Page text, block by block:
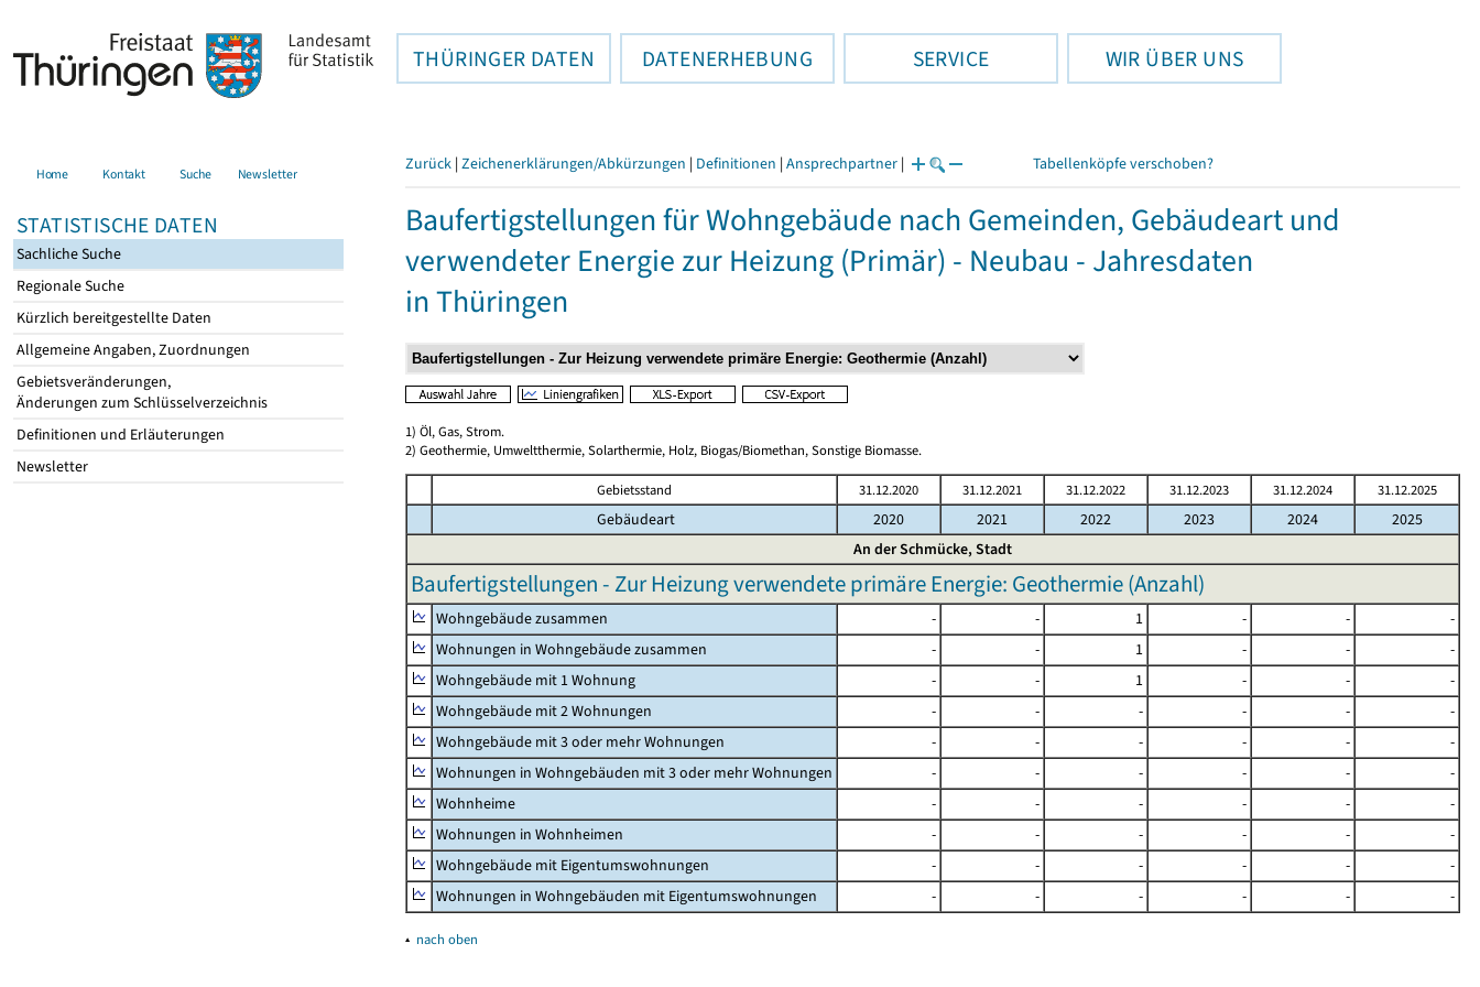
THÜRINGER DATEN DATENERHEBUNG SERVICE WIR ÜBER UNS
Home Kontakt Suche Newsletter
STATISTISCHE DATEN
Sachliche Suche
Regionale Suche
Kürzlich bereitgestellte Daten
Allgemeine Angaben, Zuordnungen
Gebietsveränderungen,
Änderungen zum Schlüsselverzeichnis
Definitionen und Erläuterungen
Newsletter
Zurück | Zeichenerklärungen/Abkürzungen | Definitionen | Ansprechpartner | Tabellenköpfe verschoben?
Baufertigstellungen für Wohngebäude nach Gemeinden, Gebäudeart und
verwendeter Energie zur Heizung (Primär) - Neubau - Jahresdaten
in Thüringen
1) Öl, Gas, Strom.
2) Geothermie, Umweltthermie, Solarthermie, Holz, Biogas/Biomethan, Sonstige Biomasse.
Gebietsstand 31.12.2020 31.12.2021 31.12.2022 31.12.2023 31.12.2024 31.12.2025
Gebäudeart 2020 2021 2022 2023 2024
2025
An der Schmücke, Stadt
Baufertigstellungen - Zur Heizung verwendete primäre Energie: Geothermie (Anzahl)
Wohngebäude zusammen - - 1 - -
-
Wohnungen in Wohngebäude zusammen
- - 1 - -
-
Wohngebäude mit 1 Wohnung
- - 1 - -
-
Wohngebäude mit 2 Wohnungen
- - - - -
-
Wohngebäude mit 3 oder mehr Wohnungen
- - - - -
-
Wohnungen in Wohngebäuden mit 3 oder mehr Wohnungen
- - - - -
-
Wohnheime
- - - - -
-
Wohnungen in Wohnheimen
- - - - -
-
Wohngebäude mit Eigentumswohnungen
- - - - -
-
Wohnungen in Wohngebäuden mit Eigentumswohnungen
- - - - - -
▴ nach oben